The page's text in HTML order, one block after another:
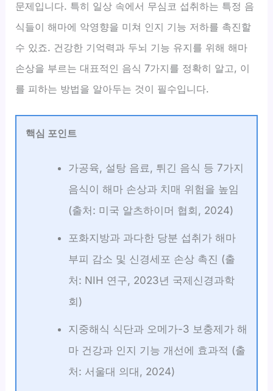
문제입니다. 특히 일상 속에서 무심코 섭취하는 특정 음
식들이 해마에 악영향을 미쳐 인지 기능 저하를 촉진할
수 있죠. 건강한 기억력과 두뇌 기능 유지를 위해 해마
손상을 부르는 대표적인 음식 7가지를 정확히 알고, 이
를 피하는 방법을 알아두는 것이 필수입니다.
핵심 포인트
가공육, 설탕 음료, 튀긴 음식 등 7가지
음식이 해마 손상과 치매 위험을 높임
(출처: 미국 알츠하이머 협회, 2024)
포화지방과 과다한 당분 섭취가 해마
부피 감소 및 신경세포 손상 촉진 (출
처: NIH 연구, 2023년 국제신경과학
회)
지중해식 식단과 오메가-3 보충제가 해
마 건강과 인지 기능 개선에 효과적 (출
처: 서울대 의대, 2024)